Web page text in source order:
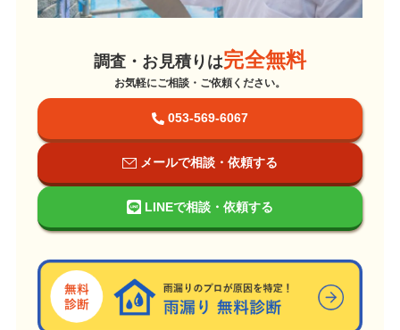
調査・お見積りは完全無料
お気軽にご相談・ご依頼ください。
053-569-6067
メールで相談・依頼する
LINEで相談・依頼する